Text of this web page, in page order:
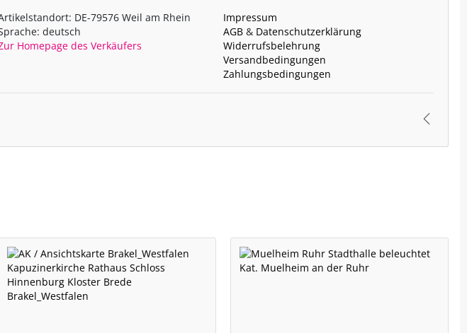
DE-79576 Weil am Rhein
deutsch
Homepage des Verkäufers
Impressum
AGB& Datenschutzerklärung
Widerrufsbelehrung
Versandbedingungen
Zahlungsbedingungen